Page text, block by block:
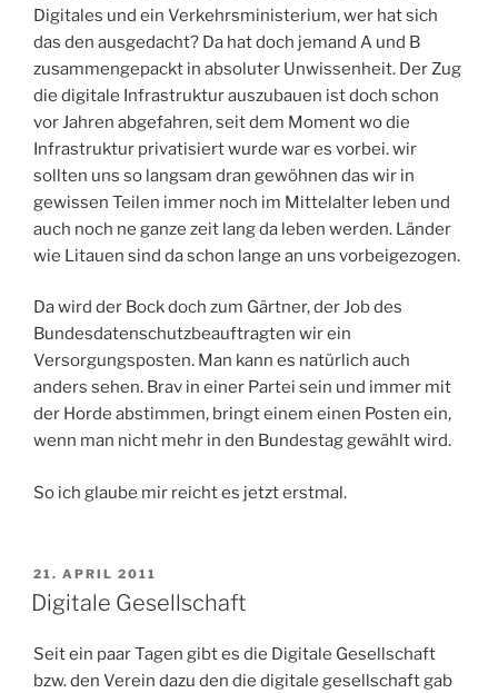
Digitales und ein Verkehrsministerium, wer hat sich
das den ausgedacht? Da hat doch jemand A und B
zusammengepackt in absoluter Unwissenheit. Der Zug
die digitale Infrastruktur auszubauen ist doch schon
vor Jahren abgefahren, seit dem Moment wo die
Infrastruktur privatisiert wurde war es vorbei. wir
sollten uns so langsam dran gewöhnen das wir in
gewissen Teilen immer noch im Mittelalter leben und
auch noch ne ganze zeit lang da leben werden. Länder
wie Litauen sind da schon lange an uns vorbeigezogen.
Da wird der Bock doch zum Gärtner, der Job des
Bundesdatenschutzbeauftragten wir ein
Versorgungsposten. Man kann es natürlich auch
anders sehen. Brav in einer Partei sein und immer mit
der Horde abstimmen, bringt einem einen Posten ein,
wenn man nicht mehr in den Bundestag gewählt wird.
So ich glaube mir reicht es jetzt erstmal.
VERÖFFENTLICHT
AM
21. APRIL 2011
Digitale Gesellschaft
Seit ein paar Tagen gibt es die Digitale Gesellschaft
bzw. den Verein dazu den die digitale gesellschaft gab